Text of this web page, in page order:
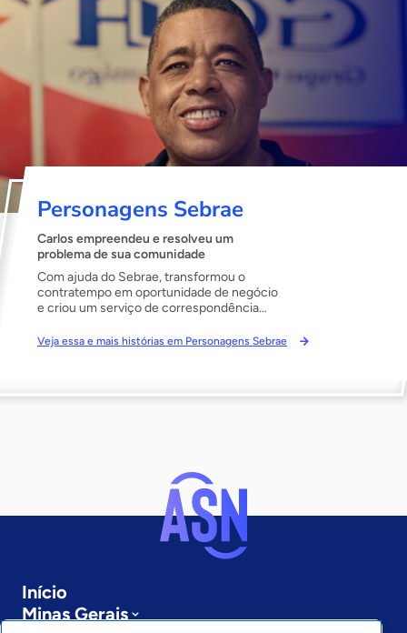
Personagens Sebrae
Carlos empreendeu e resolveu um
problema de sua comunidade
Com ajuda do Sebrae, transformou o
contratempo em oportunidade de negócio
e criou um serviço de correspondência
comunidades do Rio de Janeiro.
Veja essa e mais histórias em Personagens Sebrae
Início
Minas Gerais